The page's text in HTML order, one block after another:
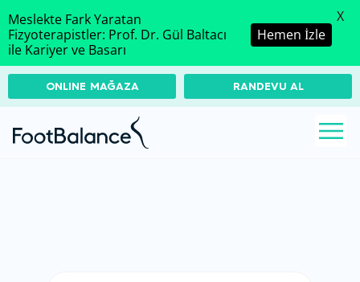
ONLINE MAĞAZA RANDEVU AL
Meslekte Fark Yaratan
Fizyoterapistler: Prof. Dr. Gül Baltacı
ile Kariyer ve Basarı
Hemen İzle
X